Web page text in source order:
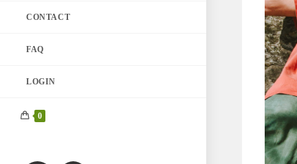
CONTACT
FAQ
LOGIN
0